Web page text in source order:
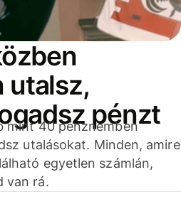
utalsz,
pénzt
mint 40 pénznemben
utalásokat. Minden, amire
egyetlen számlán,
van rá.